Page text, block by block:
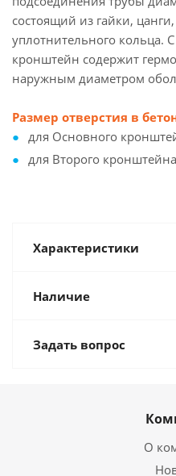
состоящий из гайки,
уплотнительного кольца.
кронштейн содержит
наружным диаметром
Размер отверстия в
для Основного
для Второго
Характеристики
Наличие
Задать вопрос
О